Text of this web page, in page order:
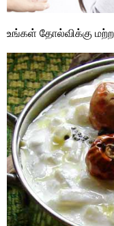
உங்கள் தோல்விக்கு